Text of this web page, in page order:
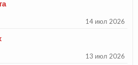
14 июл 2026
13 июл 2026